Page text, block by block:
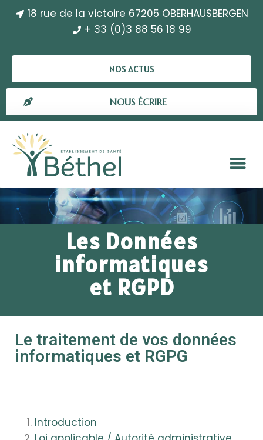
18 rue de la victoire 67205 OBERHAUSBERGEN
+ 33 (0)3 88 56 18 99
NOS ACTUS
NOUS ÉCRIRE
Les Données
informatiques
et RGPD
Le traitement de vos données
informatiques et RGPG
Introduction